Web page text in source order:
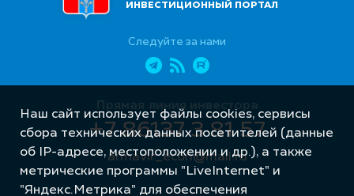
ИНВЕСТИЦИОННЫЙ ПОРТАЛ
Следуйте за нами
Прямая линия инвестора
+7 86137 3 81 57
armavir_econ@mail.ru
Наш сайт использует файлы cookies, сервисы
сбора технических данных посетителей (данные
об IP-адресе, местоположении и др.), а также
метрические программы "LiveInternet" и
"Яндекс.Метрика" для обеспечения